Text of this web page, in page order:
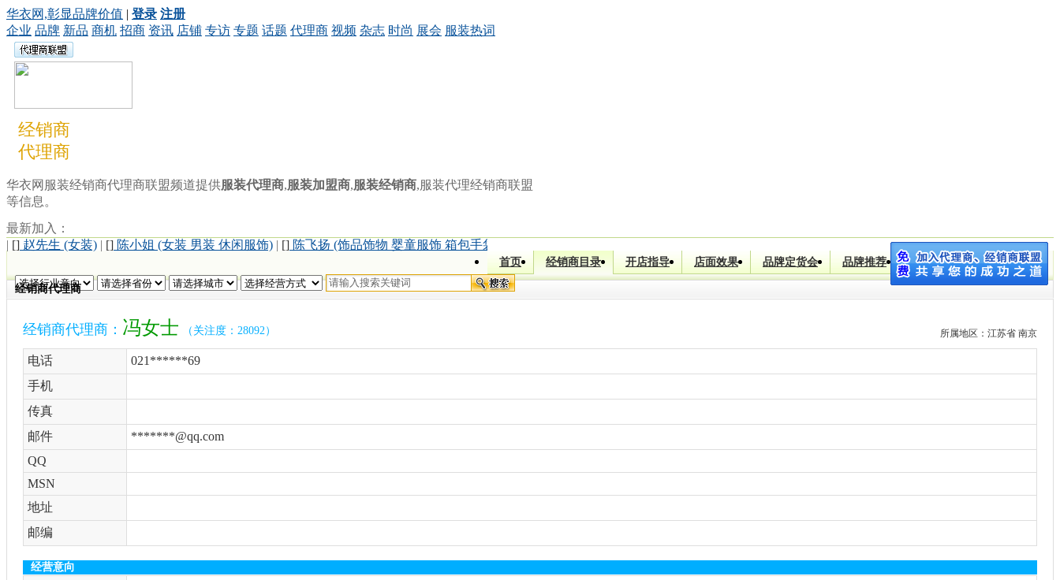
华衣网,彰显品牌价值 | 登录 注册
企业 品牌 新品 商机 招商 资讯 店铺 专访 专题 话题 代理商 视频 杂志 时尚 展会 服装热词
经销商
代理商
华衣网服装经销商代理商联盟频道提供服装代理商, 服装加盟商, 服装经销商,服装代理经销商联盟
等信息。
最新加入：
| [] 赵先生 (女装) | [] 陈小姐 (女装 男装 休闲服饰) | [] 陈飞扬 (饰品饰物 婴童服饰 箱包手袋) 优优 (女装 休闲服饰 美容化妆)|[河南省]张立明 (女装 男装
首页 经销商目录 开店指导 店面效果 品牌定货会 品牌推荐 品牌加盟 搜索
经销商代理商
经销商代理商： 冯女士 （关注度：28092） 所属地区：江苏省 南京
电话
021******69
手机
传真
邮件
*******@qq.com
QQ
MSN
地址
邮编
经营意向